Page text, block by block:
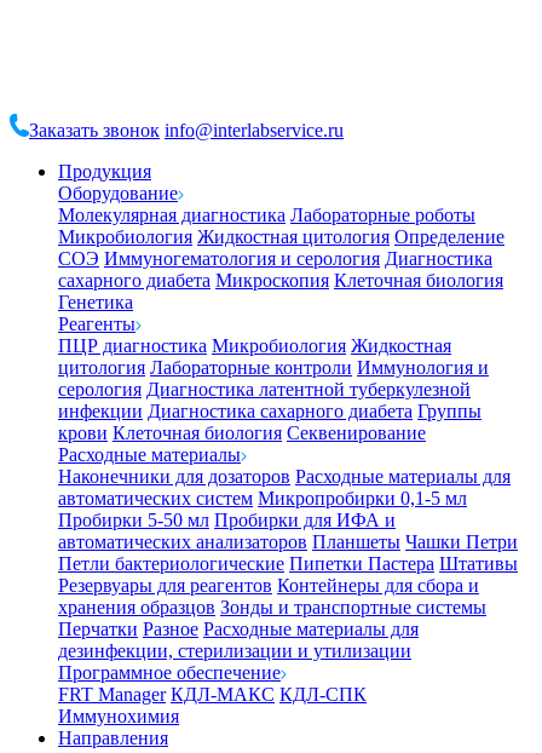
Заказать звонок info@interlabservice.ru
Продукция
Оборудование
Молекулярная диагностика Лабораторные роботы
Микробиология Жидкостная цитология Определение
СОЭ Иммуногематология и серология Диагностика
сахарного диабета Микроскопия Клеточная биология
Генетика
Реагенты
ПЦР диагностика Микробиология Жидкостная
цитология Лабораторные контроли Иммунология и
серология Диагностика латентной туберкулезной
инфекции Диагностика сахарного диабета Группы
крови Клеточная биология Секвенирование
Расходные материалы
Наконечники для дозаторов Расходные материалы для
автоматических систем Микропробирки 0,1-5 мл
Пробирки 5-50 мл Пробирки для ИФА и
автоматических анализаторов Планшеты Чашки Петри
Петли бактериологические Пипетки Пастера Штативы
Резервуары для реагентов Контейнеры для сбора и
хранения образцов Зонды и транспортные системы
Перчатки Разное Расходные материалы для
дезинфекции, стерилизации и утилизации
Программное обеспечение
FRT Manager КДЛ-МАКС КДЛ-СПК
Иммунохимия
Направления